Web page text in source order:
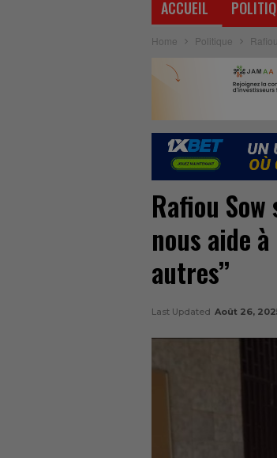
ACCUEIL
Home Politique
Rafiou Sow
nous aide
autres’’
Last Updated Août 26,